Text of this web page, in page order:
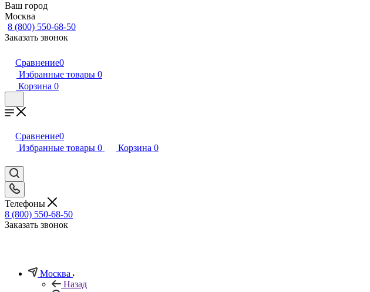
Ваш город
Москва
8 (800) 550-68-50
Заказать звонок
Сравнение0
Избранные товары 0
Корзина 0
Сравнение0
Избранные товары 0 Корзина 0
Телефоны
8 (800) 550-68-50
Заказать звонок
Москва
Назад